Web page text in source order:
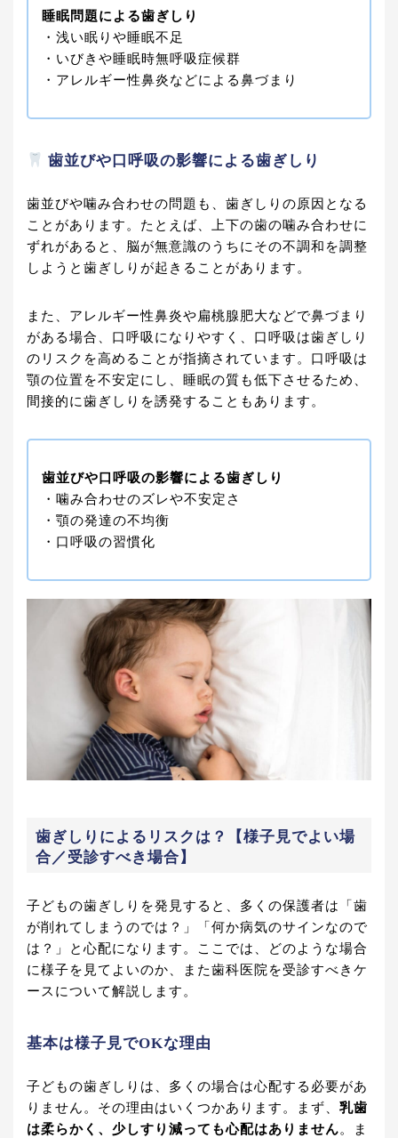
睡眠問題による歯ぎしり
・浅い眠りや睡眠不足
・いびきや睡眠時無呼吸症候群
・アレルギー性鼻炎などによる鼻づまり
歯並びや口呼吸の影響による歯ぎしり
歯並びや噛み合わせの問題も、歯ぎしりの原因となる
ことがあります。たとえば、上下の歯の噛み合わせに
ずれがあると、脳が無意識のうちにその不調和を調整
しようと歯ぎしりが起きることがあります。
また、アレルギー性鼻炎や扁桃腺肥大などで鼻づまり
がある場合、口呼吸になりやすく、口呼吸は歯ぎしり
のリスクを高めることが指摘されています。口呼吸は
顎の位置を不安定にし、睡眠の質も低下させるため、
間接的に歯ぎしりを誘発することもあります。
歯並びや口呼吸の影響による歯ぎしり
・噛み合わせのズレや不安定さ
・顎の発達の不均衡
・口呼吸の習慣化
歯ぎしりによるリスクは？【様子見でよい場
合／受診すべき場合】
子どもの歯ぎしりを発見すると、多くの保護者は「歯
が削れてしまうのでは？」「何か病気のサインなので
は？」と心配になります。ここでは、どのような場合
に様子を見てよいのか、また歯科医院を受診すべきケ
ースについて解説します。
基本は様子見でOKな理由
子どもの歯ぎしりは、多くの場合は心配する必要があ
りません。その理由はいくつかあります。まず、 乳歯
は柔らかく、少しすり減っても心配はありません。ま